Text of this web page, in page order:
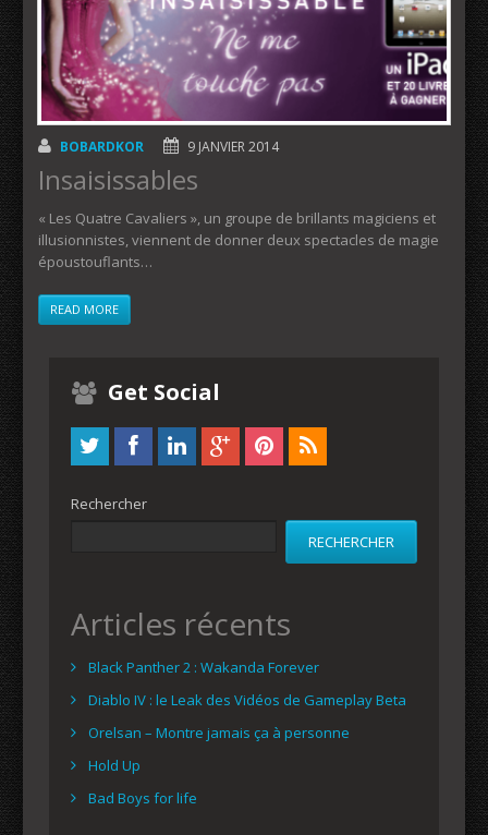
BOBARDKOR 9 JANVIER 2014
Insaisissables
« Les Quatre Cavaliers », un groupe de brillants magiciens et
illusionnistes, viennent de donner deux spectacles de magie
époustouflants…
READ MORE
Get Social
Rechercher
RECHERCHER
Articles récents
Black Panther 2 : Wakanda Forever
Diablo IV : le Leak des Vidéos de Gameplay Beta
Orelsan – Montre jamais ça à personne
Hold Up
Bad Boys for life